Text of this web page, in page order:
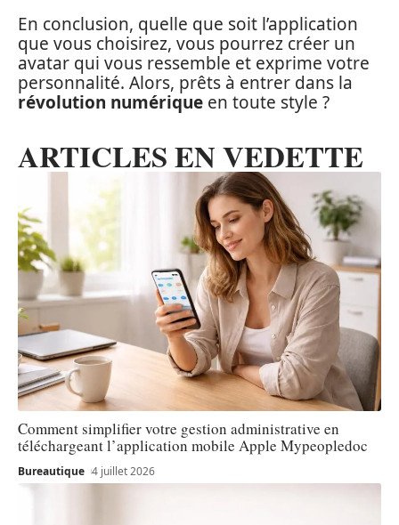
En conclusion, quelle que soit l’application
que vous choisirez, vous pourrez créer un
avatar qui vous ressemble et exprime votre
personnalité. Alors, prêts à entrer dans la
révolution numérique en toute style ?
ARTICLES EN VEDETTE
Comment simplifier votre gestion administrative en
téléchargeant l’application mobile Apple Mypeopledoc
Bureautique 4 juillet 2026